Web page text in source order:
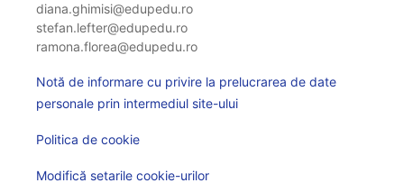
diana.ghimisi@edupedu.ro
stefan.lefter@edupedu.ro
ramona.florea@edupedu.ro
Notă de informare cu privire la prelucrarea de date
personale prin intermediul site-ului
Politica de cookie
Modifică setarile cookie-urilor